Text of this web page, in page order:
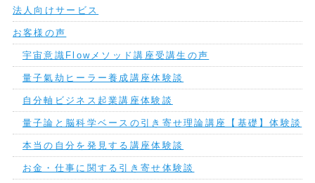
法人向けサービス
お客様の声
宇宙意識Flowメソッド講座受講生の声
量子氣劫ヒーラー養成講座体験談
自分軸ビジネス起業講座体験談
量子論と脳科学ベースの引き寄せ理論講座【基礎】体験談
本当の自分を発見する講座体験談
お金・仕事に関する引き寄せ体験談